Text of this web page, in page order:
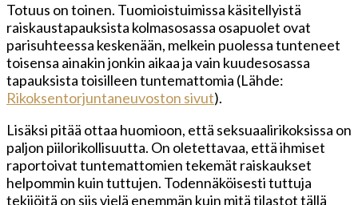
Totuus on toinen. Tuomioistuimissa käsitellyistä
raiskaustapauksista kolmasosassa osapuolet ovat
parisuhteessa keskenään, melkein puolessa tunteneet
toisensa ainakin jonkin aikaa ja vain kuudesosassa
tapauksista toisilleen tuntemattomia (Lähde:
Rikoksentorjuntaneuvoston sivut).
Lisäksi pitää ottaa huomioon, että seksuaalirikoksissa on
paljon piilorikollisuutta. On oletettavaa, että ihmiset
raportoivat tuntemattomien tekemät raiskaukset
helpommin kuin tuttujen. Todennäköisesti tuttuja
tekijöitä on siis vielä enemmän kuin mitä tilastot tällä